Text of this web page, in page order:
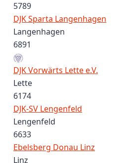
5789
DJK Sparta Langenhagen
Langenhagen
6891
DJK Vorwärts Lette e.V.
Lette
6174
DJK-SV Lengenfeld
Lengenfeld
6633
Ebelsberg Donau Linz
Linz